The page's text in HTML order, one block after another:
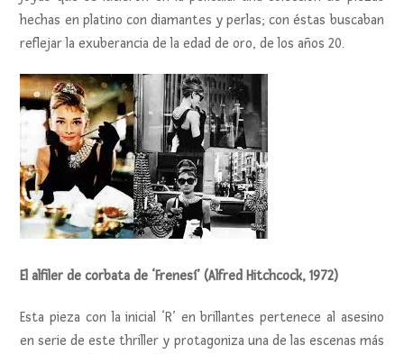
hechas en platino con diamantes y perlas; con éstas buscaban
reflejar la exuberancia de la edad de oro, de los años 20.
El alfiler de corbata de ‘Frenesí’ (Alfred Hitchcock, 1972)
Esta pieza con la inicial ‘R’ en brillantes pertenece al asesino
en serie de este thriller y protagoniza una de las escenas más